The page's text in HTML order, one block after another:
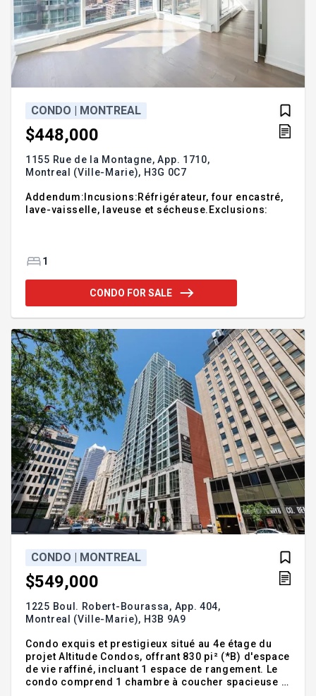
CONDO | MONTREAL
$448,000
1155 Rue de la Montagne, App. 1710,
Montreal (Ville-Marie), H3G 0C7
Addendum:Incusions:Réfrigérateur, four encastré,
lave-vaisselle, laveuse et sécheuse.Exclusions:
1
CONDO FOR SALE
CONDO | MONTREAL
$549,000
1225 Boul. Robert-Bourassa, App. 404,
Montreal (Ville-Marie), H3B 9A9
Condo exquis et prestigieux situé au 4e étage du
projet Altitude Condos, offrant 830 pi² (*B) d'espace
de vie raffiné, incluant 1 espace de rangement. Le
condo comprend 1 chambre à coucher spacieuse +